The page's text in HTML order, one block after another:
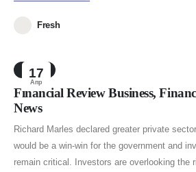
Fresh
17
Апр
NEWS
Financial Review Business,
News
Richard Marles declared greater private
would be a win-win for the government and
remain critical. Investors are overlooking the